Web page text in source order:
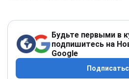
Будьте первыми в
подпишитесь на
Google